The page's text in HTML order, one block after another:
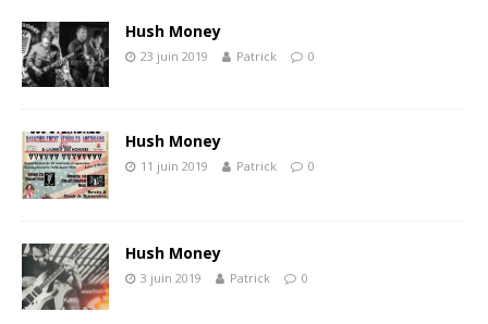
Hush Money
23 juin 2019 Patrick 0
Hush Money
11 juin 2019 Patrick 0
Hush Money
3 juin 2019 Patrick 0